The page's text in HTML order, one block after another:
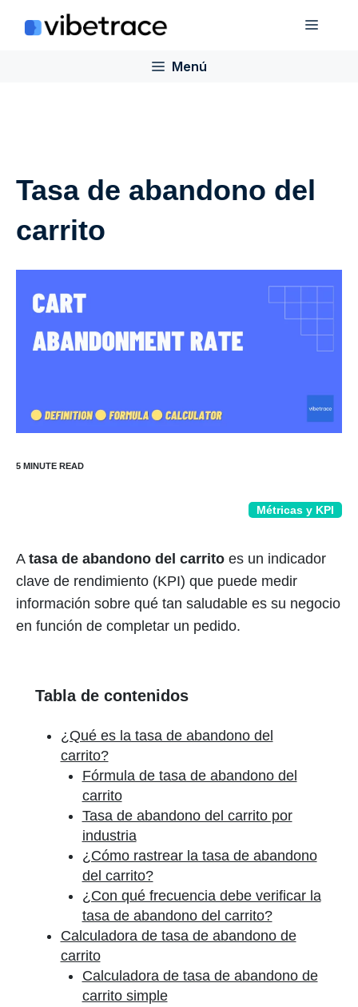
Menú
Menú
Tasa de abandono del
carrito
Métricas y KPI
A tasa de abandono del carrito es un indicador
clave de rendimiento (KPI) que puede medir
información sobre qué tan saludable es su negocio
en función de completar un pedido.
Tabla de contenidos
¿Qué es la tasa de abandono del
carrito?
Fórmula de tasa de abandono del
carrito
Tasa de abandono del carrito por
industria
¿Cómo rastrear la tasa de abandono
del carrito?
¿Con qué frecuencia debe verificar la
tasa de abandono del carrito?
Calculadora de tasa de abandono de
carrito
Calculadora de tasa de abandono de
carrito simple